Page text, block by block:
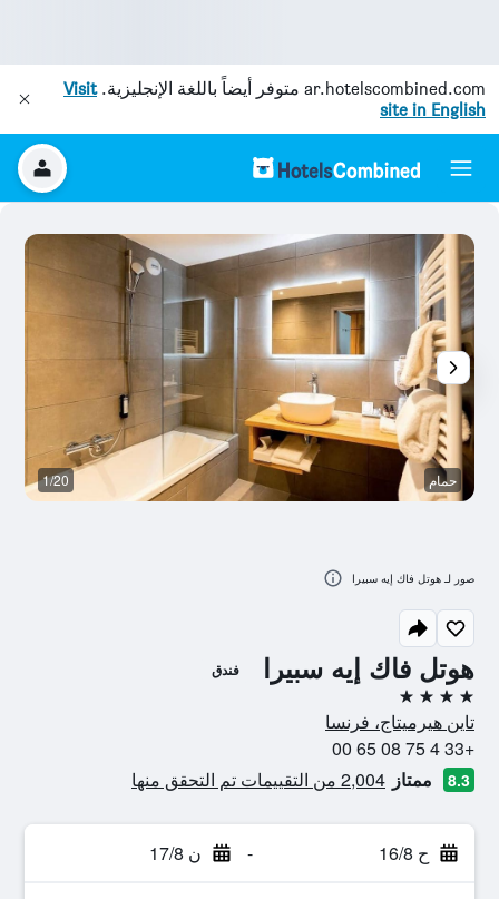
ar.hotelscombined.com متوفر أيضاً باللغة الإنجليزية.Visit
site in English
هوتل فاك إيه سبيرا فندق
4 نجوم
تاين هيرميتاج، فرنسا
+33 4 75 08 65 00
8.3 ممتاز 2,004 من التقييمات تم التحقق منها
ح 16/8 - ن 17/8
حمام 1/20
صور لـ هوتل فاك إيه سبيرا